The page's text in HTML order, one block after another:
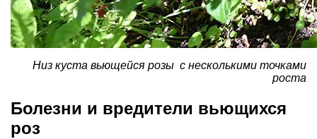
Низ куста вьющейся розы с несколькими точками
роста
Болезни и вредители вьющихся
роз